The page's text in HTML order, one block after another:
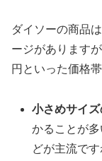
ダイソーの商品
ージがあります
円といった価格
小さめサイ
かることが
どが主流です